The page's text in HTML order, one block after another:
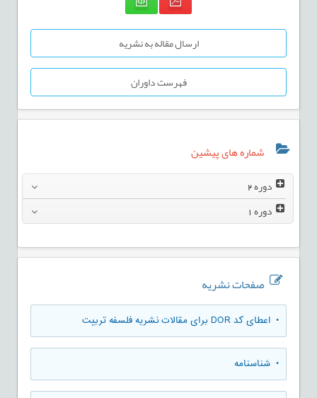
ارسال مقاله به نشریه
فهرست داوران
شماره های پیشین
دوره2
دوره1
صفحات نشریه
• اعطای کد DOR برای مقالات نشریه فلسفه تربیت
• شناسنامه